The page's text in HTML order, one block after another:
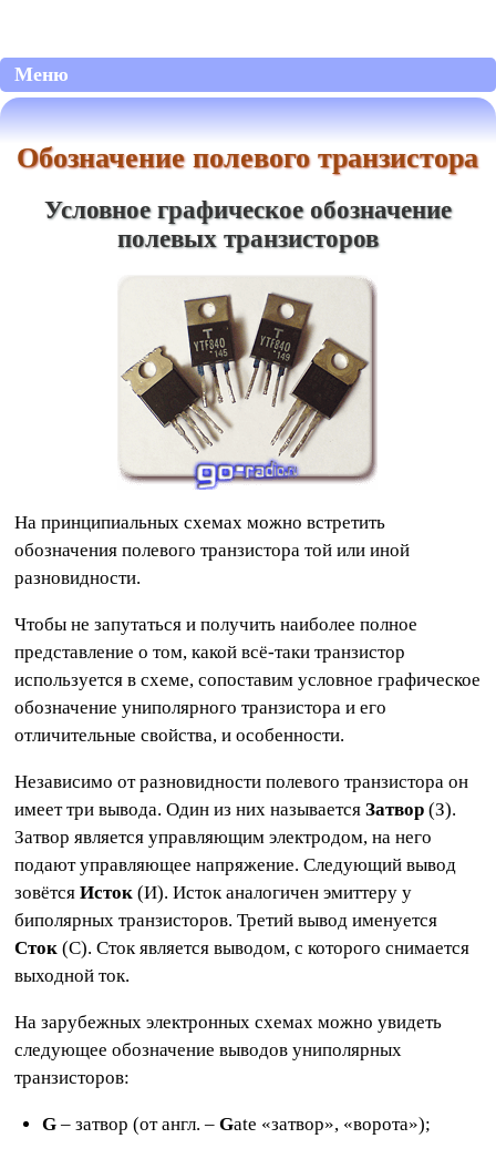
Меню
Обозначение полевого транзистора
Условное графическое обозначение
полевых транзисторов
На принципиальных схемах можно встретить
обозначения полевого транзистора той или иной
разновидности.
Чтобы не запутаться и получить наиболее полное
представление о том, какой всё-таки транзистор
используется в схеме, сопоставим условное графическое
обозначение униполярного транзистора и его
отличительные свойства, и особенности.
Независимо от разновидности полевого транзистора он
имеет три вывода. Один из них называетсяЗатвор (З).
Затвор является управляющим электродом, на него
подают управляющее напряжение. Следующий вывод
зовётсяИсток (И). Исток аналогичен эмиттеру у
биполярных транзисторов. Третий вывод именуется
Сток (С). Сток является выводом, с которого снимается
выходной ток.
На зарубежных электронных схемах можно увидеть
следующее обозначение выводов униполярных
транзисторов:
G – затвор (от англ. –Gate «затвор», «ворота»);